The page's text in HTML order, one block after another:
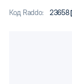
Код Raddo: 23658